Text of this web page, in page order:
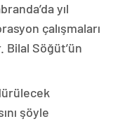
yıl
çalışmaları
Söğüt’ün
şöyle